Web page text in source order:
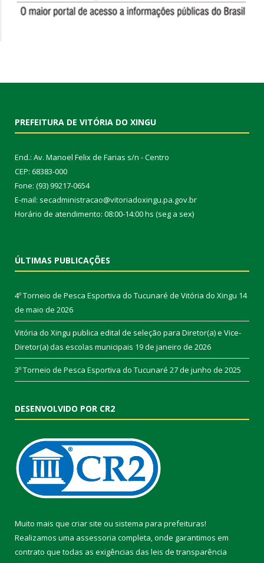
PREFEITURA DE VITÓRIA DO XINGU
End.: Av. Manoel Felix de Farias s/n - Centro
CEP: 68383-000
Fone: (93) 99217-0654
E-mail: secadministracao@vitoriadoxingu.pa.gov.br
Horário de atendimento: 08:00-14:00 hs (seg a sex)
ÚLTIMAS PUBLICAÇÕES
4º Torneio de Pesca Esportiva do Tucunaré de Vitória do Xingu 14
de maio de 2026
Vitória do Xingu publica edital de seleção para Diretor(a) e Vice-
Diretor(a) das escolas municipais 19 de janeiro de 2026
3º Torneio de Pesca Esportiva do Tucunaré 27 de junho de 2025
DESENVOLVIDO POR CR2
Muito mais que criar site ou sistema para prefeituras!
Realizamos uma assessoria completa, onde garantimos em
contrato que todas as exigências das leis de transparência